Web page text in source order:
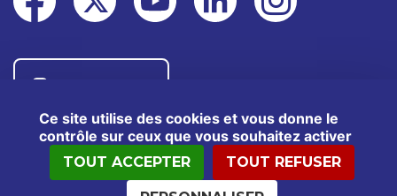
Ce site utilise des cookies et vous donne le
contrôle sur ceux que vous souhaitez activer
TOUT ACCEPTER TOUT REFUSER
®2025 FSPF – Tous droits réservés
Données personnelles